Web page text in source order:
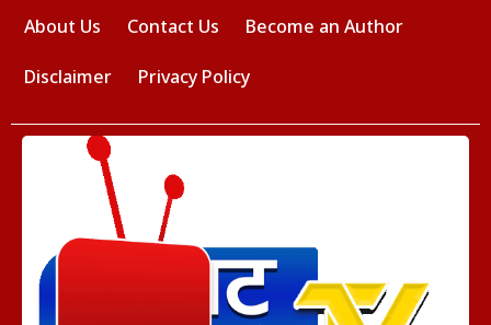
About Us Contact Us Become an Author
Disclaimer Privacy Policy